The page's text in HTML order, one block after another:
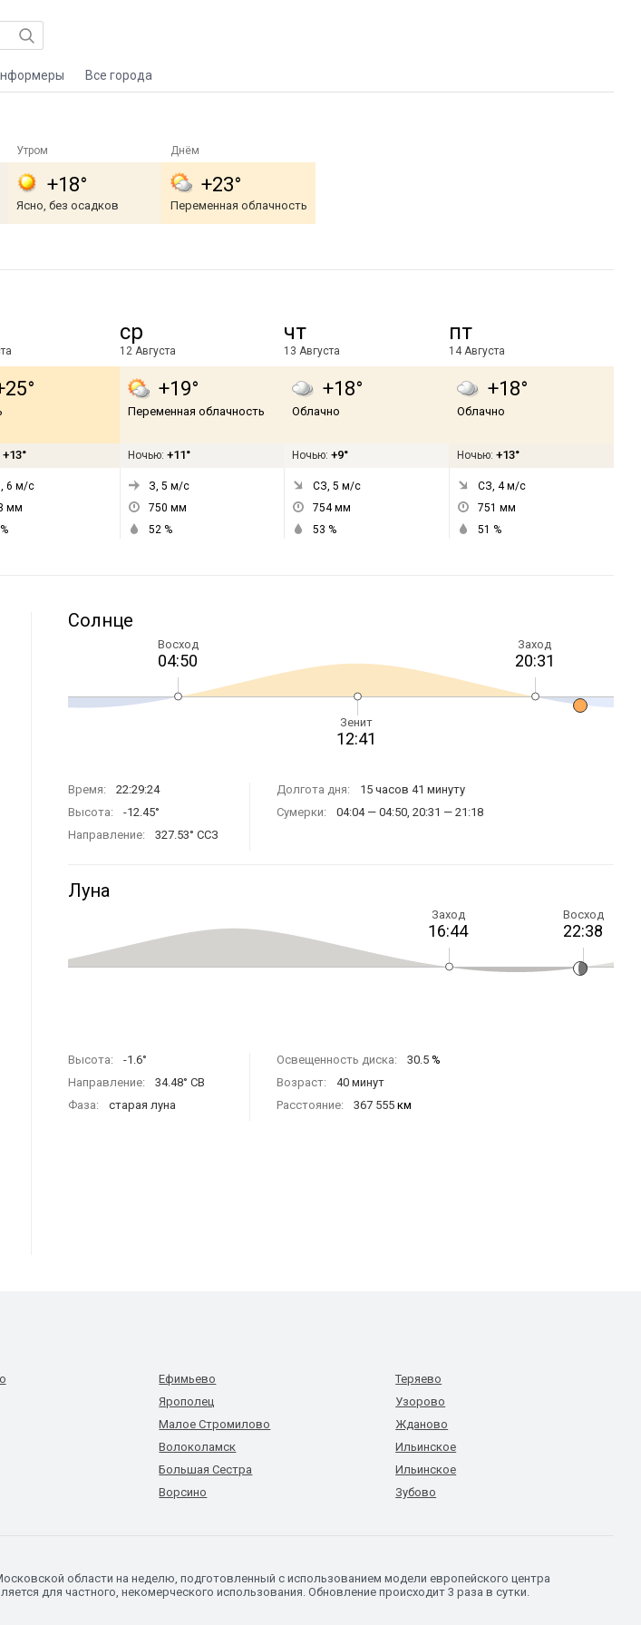
Все города
Утром
+18°
Ясно, без осадков
Днём
+23°
Переменная облачность
+13°
6 м/с
мм
%
ср
12 Августа
+19°
Переменная облачность
Ночью: +11°
З, 5 м/с
750 мм
52 %
чт
13 Августа
+18°
Облачно
Ночью: +9°
СЗ, 5 м/с
754мм
53 %
пт
14 Августа
+18°
Облачно
Ночью: +13°
СЗ, 4м/с
751 мм
51 %
Солнце
Восход
04:50
Заход
20:31
Зенит
12:41
Время:
22:29:24
Высота:
-12.45°
Направление:
327.53° ССЗ
Долгота дня:
15 часов 41 минуту
Сумерки:
04:04 — 04:50, 20:31 — 21:18
Луна
Восход
22:38
Заход
16:44
Высота:
-1.6°
Направление:
34.48° СВ
Фаза:
старая луна
Освещенность диска: 30.5 %
Возраст:
40 минут
Расстояние:
367 555 км
Ефимьево
Ярополец
Малое Стромилово
Волоколамск
Большая Сестра
Ворсино
Теряево
Узорово
Жданово
Ильинское
Ильинское
Зубово
области на неделю, подготовленный с использованием модели европейского центра
для частного, некомерческого использования. Обновление происходит 3 раза в сутки.